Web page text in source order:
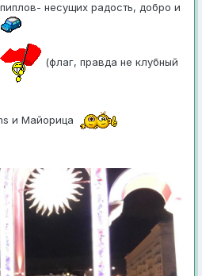
несущих радость, добро и
(флаг, правда не клубный
и Майорица